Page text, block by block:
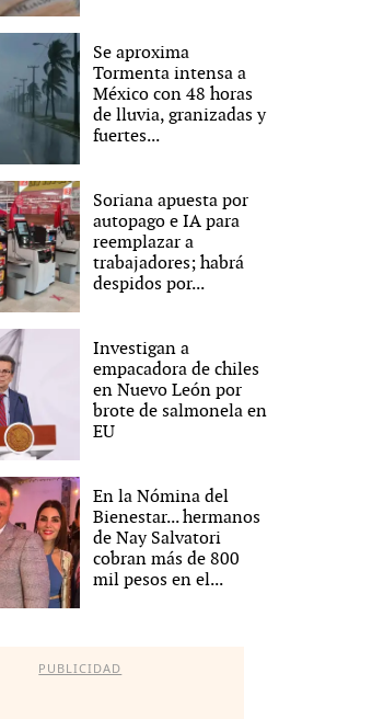
Se aproxima
Tormenta intensa a
México con 48 horas
de lluvia, granizadas y
fuertes...
Soriana apuesta por
autopago e IA para
reemplazar a
trabajadores; habrá
despidos por...
Investigan a
empacadora de chiles
en Nuevo León por
brote de salmonela en
EU
En la Nómina del
Bienestar... hermanos
de Nay Salvatori
cobran más de 800
mil pesos en el...
PUBLICIDAD